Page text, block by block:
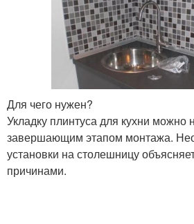
Для чего нужен?
Укладку плинтуса для кухни можно
завершающим этапом монтажа.
установки на столешницу
причинами.